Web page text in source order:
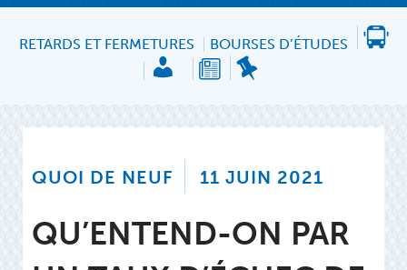
RETARDS ET FERMETURES BOURSES D’ÉTUDES
QUOI DE NEUF 11 JUIN 2021
QU’ENTEND-ON PAR